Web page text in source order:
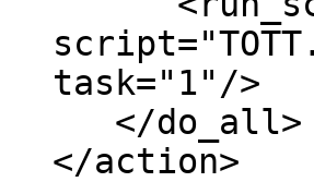
</do_all>
</action>